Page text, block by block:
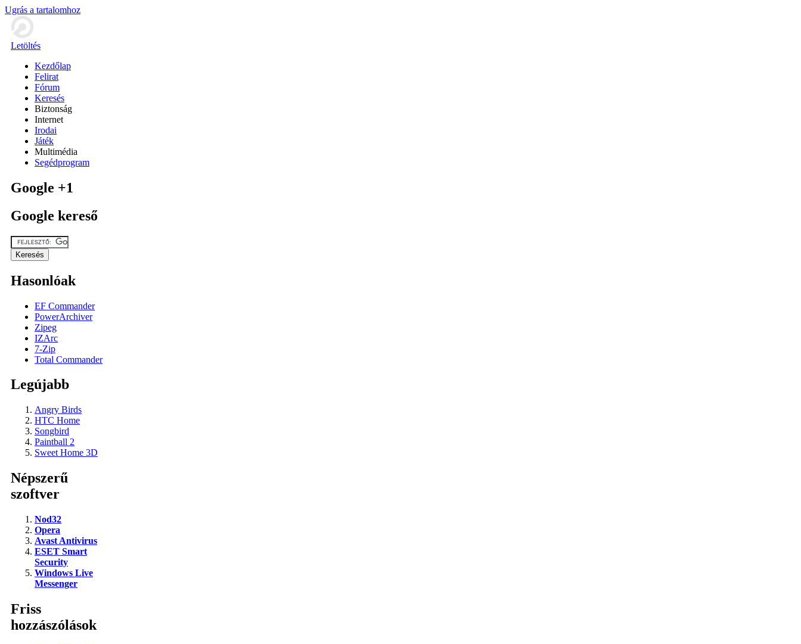
Ugrás a tartalomhoz
Letöltés
Kezdőlap
Felirat
Fórum
Keresés
Biztonság
Internet
Irodai
Játék
Multimédia
Segédprogram
Google +1
Google kereső
Hasonlóak
EF Commander
PowerArchiver
Zipeg
IZArc
7-Zip
Total Commander
Legújabb
Angry Birds
HTC Home
Songbird
Paintball 2
Sweet Home 3D
Népszerű
szoftver
Nod32
Opera
Avast Antivirus
ESET Smart
Security
Windows Live
Messenger
Friss
hozzászólások